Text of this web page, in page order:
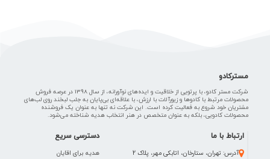
مسترکادو
شرکت مستر کادو، با پرتویی از خلاقیت و ایده‌های نوآورانه، از سال 1398 در عرصه فروش
محصولات مرتبط با کادوها و زیورآلات با ارزش، با علاقه‌ای بی‌پایان به جلب لبخند روی لب‌های
مشتریان خود شروع به فعالیت کرده است. این شرکت نه تنها به عنوان یک فروشنده
محصولات کادویی، بلکه به عنوان متخصص در هنر انتخاب هدیه شناخته می‌شود.
ارتباط با ما
آدرس: تهران، ستارخان، اتابکی مهر، پلاک 2
دسترسی سریع
هدیه برای اقایان